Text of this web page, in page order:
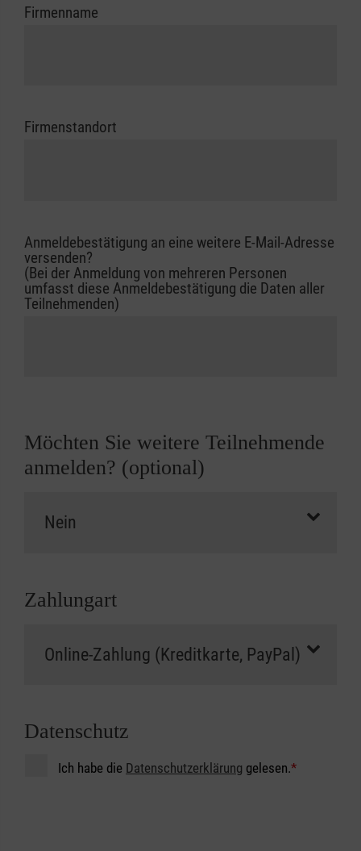
Firmenname
Firmenstandort
Anmeldebestätigung an eine weitere E-Mail-Adresse
versenden?
(Bei der Anmeldung von mehreren Personen
umfasst diese Anmeldebestätigung die Daten aller
Teilnehmenden)
Möchten Sie weitere Teilnehmende
anmelden? (optional)
Zahlungart
Datenschutz
Ich habe die Datenschutzerklärung gelesen.*